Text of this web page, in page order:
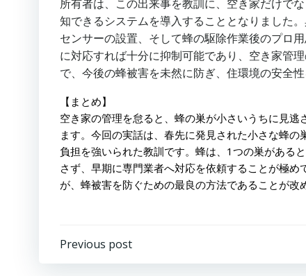
所有者は、この出来事を教訓に、空き家だけで
知できるシステムを導入することとなりました
センサーの設置、そして蜂の駆除作業後のプロ
に対応すれば十分に抑制可能であり、空き家管
で、今後の蜂被害を未然に防ぎ、住環境の安全性
【まとめ】
空き家の管理を怠ると、蜂の巣が小さいうちに見
ます。今回の実話は、春先に発見された小さな蜂
負担を強いられた教訓です。蜂は、1つの巣がある
さず、早期に専門業者へ対応を依頼することが極
が、蜂被害を防ぐための最良の方法であることが改
投
Previous post